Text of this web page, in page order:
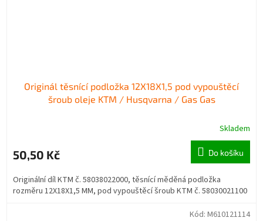
Originál těsnící podložka 12X18X1,5 pod vypouštěcí
šroub oleje KTM / Husqvarna / Gas Gas
Skladem
50,50 Kč Do košíku
Originální díl KTM č. 58038022000, těsnící měděná podložka
rozměru 12X18X1,5 MM, pod vypouštěcí šroub KTM č. 58030021100
Kód: M610121114